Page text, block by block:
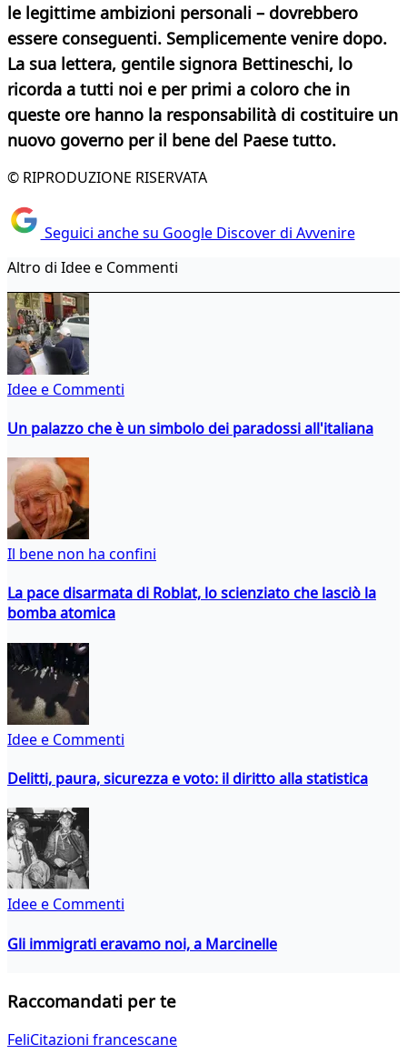
le legittime ambizioni personali – dovrebbero
essere conseguenti. Semplicemente venire dopo.
La sua lettera, gentile signora Bettineschi, lo
ricorda a tutti noi e per primi a coloro che in
queste ore hanno la responsabilità di costituire un
nuovo governo per il bene del Paese tutto.
© RIPRODUZIONE RISERVATA
Seguici anche su Google Discover di Avvenire
Altro di Idee e Commenti
Idee e Commenti
Un palazzo che è un simbolo dei paradossi all'italiana
Il bene non ha confini
La pace disarmata di Roblat, lo scienziato che lasciò la
bomba atomica
Idee e Commenti
Delitti, paura, sicurezza e voto: il diritto alla statistica
Idee e Commenti
Gli immigrati eravamo noi, a Marcinelle
Raccomandati per te
FeliCitazioni francescane